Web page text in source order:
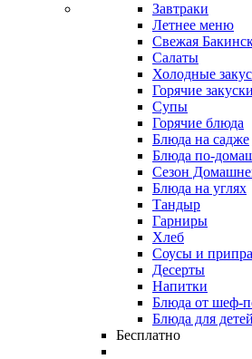
Завтраки
Летнее меню
Свежая
Салаты
Холодные
Горячие закуски
Супы
Горячие блюда
Блюда на садже
Блюда по-
Сезон
Блюда на углях
Тандыр
Гарниры
Хлеб
Соусы и
Десерты
Напитки
Блюда от шеф-
Блюда для детей
Бесплатно